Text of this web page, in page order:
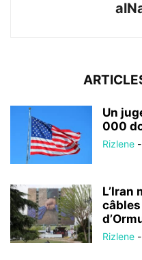
Un
000
Rizlene -
L’Iran
Rizlene -